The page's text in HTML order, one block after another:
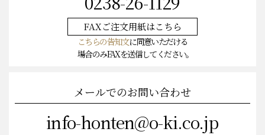
FAXご注文用紙はこちら
こちらの告知文に同意いただける
場合のみFAXを送信してください。
メールでのお問い合わせ
info-honten@o-ki.co.jp